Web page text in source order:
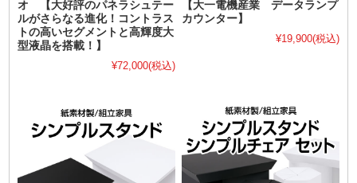
オ 【大好評のパネラシュテー
ルがさらなる進化！コントラス
トの高いセグメントと高輝度大
型液晶を搭載！】
¥72,000(税込)
【大一電機産業 データランプ
カウンター】
¥19,900(税込)